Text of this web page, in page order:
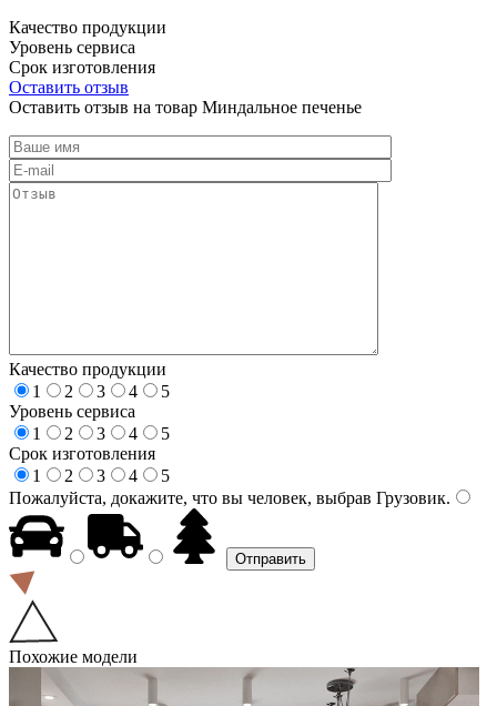
Качество продукции
Уровень сервиса
Срок изготовления
Оставить отзыв
Оставить отзыв на товар Миндальное печенье
Качество продукции
1
2 3 4
5
Уровень сервиса
1
2 3 4
5
Срок изготовления
1
2 3 4
5
Пожалуйста, докажите, что вы человек, выбрав Грузовик.
Похожие модели